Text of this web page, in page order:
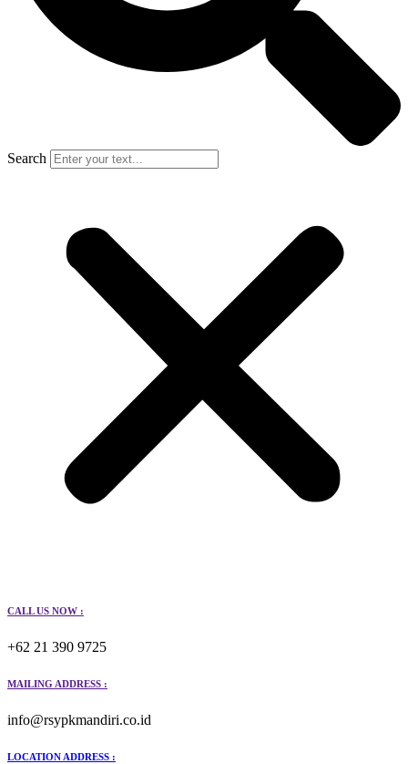
Search
CALL US NOW :
+62 21 390 9725
MAILING ADDRESS :
info@rsypkmandiri.co.id
LOCATION ADDRESS :